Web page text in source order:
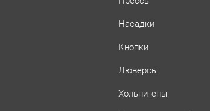
Насадки
Кнопки
Люверсы
Хольнитены